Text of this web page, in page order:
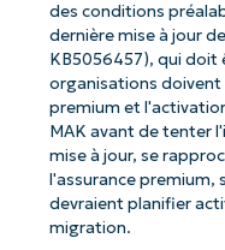
des conditions
dernière mise à jour
KB5056457), qui doit
organisations
premium et
MAK avant de tenter
mise à jour, se
l'assurance premium,
devraient planifier
migration.